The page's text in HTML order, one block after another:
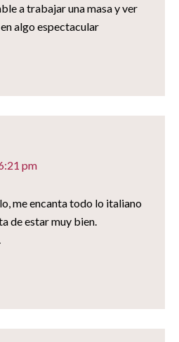
a trabajar una masa y ver
algo espectacular
pm
me encanta todo lo italiano
de estar muy bien.